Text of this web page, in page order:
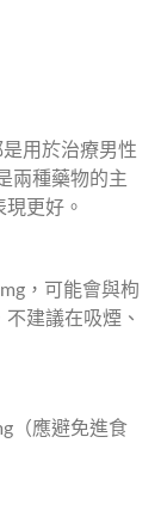
用於治療男性
兩種藥物的主
更好。
，可能會與枸
建議在吸煙、
（應避免進食